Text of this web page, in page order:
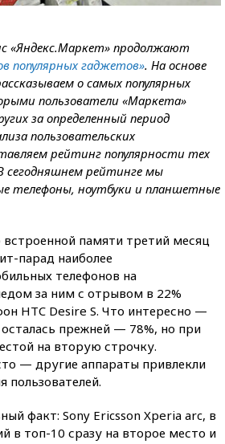
«Яндекс.Маркет» продолжают
популярных гаджетов». На основе
о самых популярных
пользователи «Маркета»
за определенный период
пользовательских
рейтинг популярности тех
сегодняшнем рейтинге мы
телефоны, ноутбуки и планшетные
встроенной памяти третий месяц
парад наиболее
телефонов на
за ним с отрывом в 22%
HTC Desire S. Что интересно —
прежней — 78%, но при
на вторую строчку.
— другие аппараты привлекли
факт: Sony Ericsson Xperia arc, в
в топ-10 сразу на второе место и